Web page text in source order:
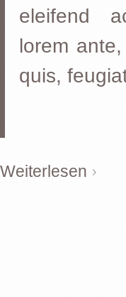
eleifend
lorem
quis,
Weiterlesen